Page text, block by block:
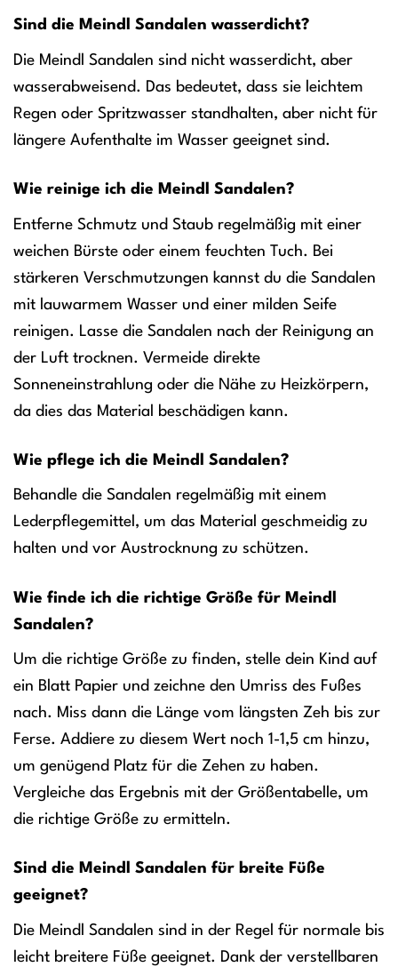
Sind die Meindl Sandalen wasserdicht?
Die Meindl Sandalen sind nicht wasserdicht, aber
wasserabweisend. Das bedeutet, dass sie leichtem
Regen oder Spritzwasser standhalten, aber nicht für
längere Aufenthalte im Wasser geeignet sind.
Wie reinige ich die Meindl Sandalen?
Entferne Schmutz und Staub regelmäßig mit einer
weichen Bürste oder einem feuchten Tuch. Bei
stärkeren Verschmutzungen kannst du die Sandalen
mit lauwarmem Wasser und einer milden Seife
reinigen. Lasse die Sandalen nach der Reinigung an
der Luft trocknen. Vermeide direkte
Sonneneinstrahlung oder die Nähe zu Heizkörpern,
da dies das Material beschädigen kann.
Wie pflege ich die Meindl Sandalen?
Behandle die Sandalen regelmäßig mit einem
Lederpflegemittel, um das Material geschmeidig zu
halten und vor Austrocknung zu schützen.
Wie finde ich die richtige Größe für Meindl
Sandalen?
Um die richtige Größe zu finden, stelle dein Kind auf
ein Blatt Papier und zeichne den Umriss des Fußes
nach. Miss dann die Länge vom längsten Zeh bis zur
Ferse. Addiere zu diesem Wert noch 1-1,5 cm hinzu,
um genügend Platz für die Zehen zu haben.
Vergleiche das Ergebnis mit der Größentabelle, um
die richtige Größe zu ermitteln.
Sind die Meindl Sandalen für breite Füße
geeignet?
Die Meindl Sandalen sind in der Regel für normale bis
leicht breitere Füße geeignet. Dank der verstellbaren